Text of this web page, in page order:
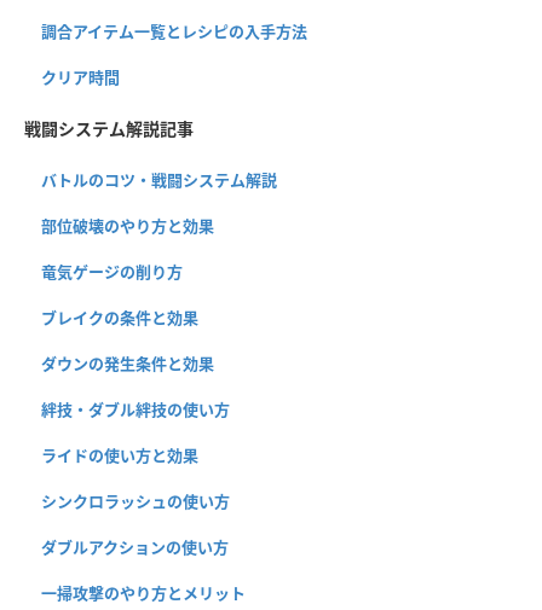
調合アイテム一覧とレシピの入手方法
クリア時間
戦闘システム解説記事
バトルのコツ・戦闘システム解説
部位破壊のやり方と効果
竜気ゲージの削り方
ブレイクの条件と効果
ダウンの発生条件と効果
絆技・ダブル絆技の使い方
ライドの使い方と効果
シンクロラッシュの使い方
ダブルアクションの使い方
一掃攻撃のやり方とメリット